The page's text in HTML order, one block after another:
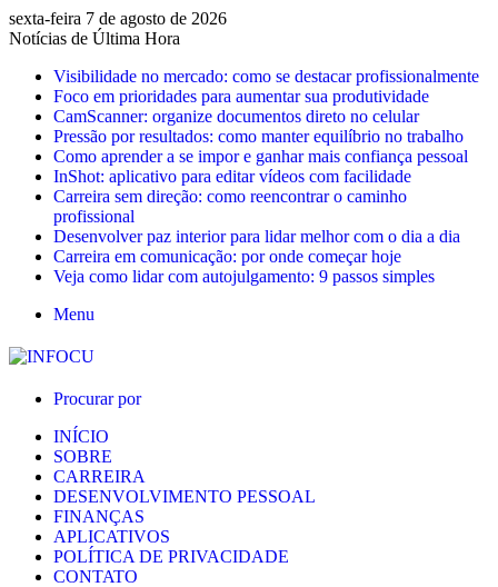
sexta-feira 7 de agosto de 2026
Notícias de Última Hora
Visibilidade no mercado: como se destacar profissionalmente
Foco em prioridades para aumentar sua produtividade
CamScanner: organize documentos direto no celular
Pressão por resultados: como manter equilíbrio no trabalho
Como aprender a se impor e ganhar mais confiança pessoal
InShot: aplicativo para editar vídeos com facilidade
Carreira sem direção: como reencontrar o caminho
profissional
Desenvolver paz interior para lidar melhor com o dia a dia
Carreira em comunicação: por onde começar hoje
Veja como lidar com autojulgamento: 9 passos simples
Menu
Procurar por
INÍCIO
SOBRE
CARREIRA
DESENVOLVIMENTO PESSOAL
FINANÇAS
APLICATIVOS
POLÍTICA DE PRIVACIDADE
CONTATO